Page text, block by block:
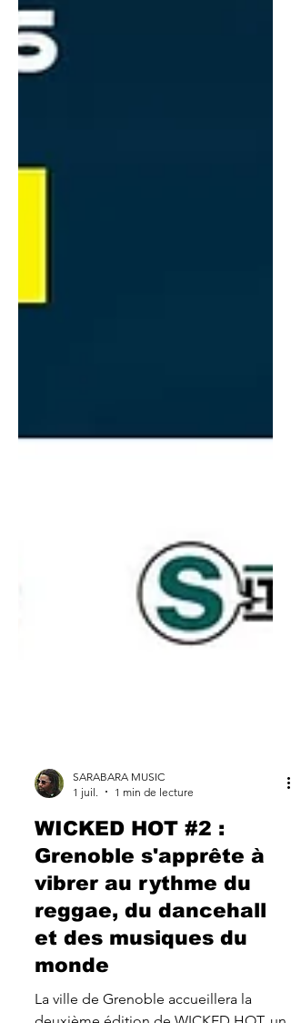
1 juil.
1 min de lecture
WICKED HOT #2 :
Grenoble s'apprête à
vibrer au rythme du
reggae, du dancehall
et des musiques du
monde